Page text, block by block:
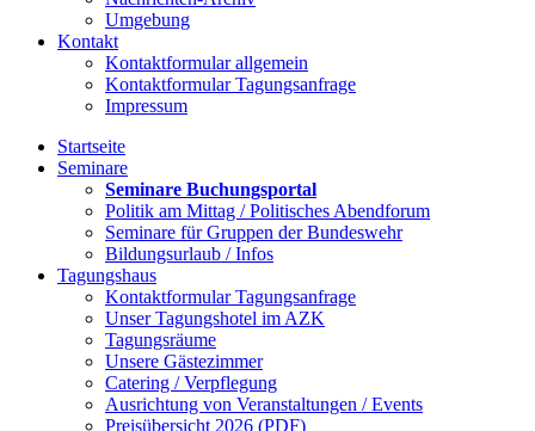
Umgebung
Kontakt
Kontaktformular allgemein
Kontaktformular Tagungsanfrage
Impressum
Startseite
Seminare
Seminare Buchungsportal
Politik am Mittag / Politisches Abendforum
Seminare für Gruppen der Bundeswehr
Bildungsurlaub / Infos
Tagungshaus
Kontaktformular Tagungsanfrage
Unser Tagungshotel im AZK
Tagungsräume
Unsere Gästezimmer
Catering / Verpflegung
Ausrichtung von Veranstaltungen / Events
Preisübersicht 2026 (PDF)